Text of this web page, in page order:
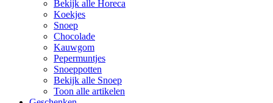
Bekijk alle Horeca
Koekjes
Snoep
Chocolade
Kauwgom
Pepermuntjes
Snoeppotten
Bekijk alle Snoep
Toon alle artikelen